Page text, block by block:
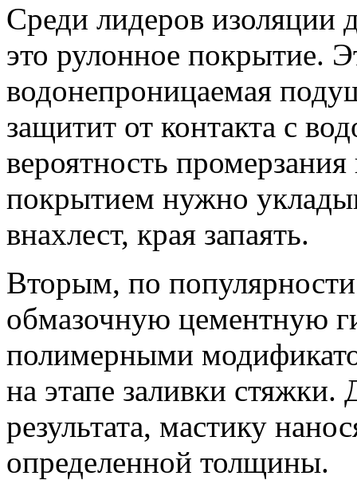
Среди лидеров
это рулонное покрытие.
водонепроницаемая
защитит от контакта с
вероятность
покрытием нужно
внахлест, края запаять.
Вторым, по
обмазочную цементную
полимерными
на этапе заливки
результата, мастику
определенной толщины.